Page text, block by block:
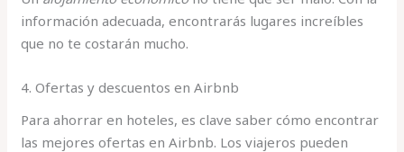
información adecuada, encontrarás lugares increíbles
que no te costarán mucho.
4. Ofertas y descuentos en Airbnb
Para ahorrar en hoteles, es clave saber cómo encontrar
las mejores ofertas en Airbnb. Los viajeros pueden